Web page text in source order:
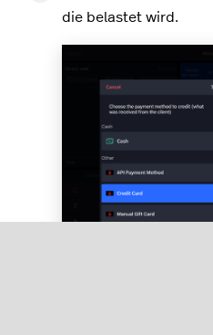
die belastet wird.